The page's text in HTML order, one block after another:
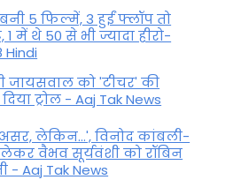
5 फिल्में, 3 हुईं फ्लॉप तो
थे 50 से भी ज्यादा हीरो-
Hindi
जायसवाल को 'टीचर' की
ट्रोल - Aaj Tak News
लेकिन...', व‍िनोद कांबली-
वैभव सूर्यवंशी को रॉबिन
- Aaj Tak News